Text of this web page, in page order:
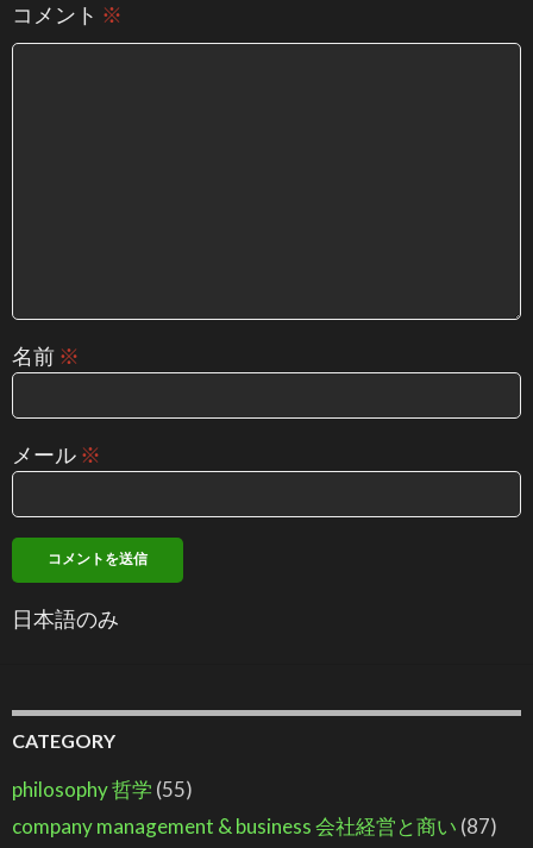
コメント ※
名前 ※
メール ※
日本語のみ
CATEGORY
philosophy 哲学 (55)
company management & business 会社経営と商い (87)